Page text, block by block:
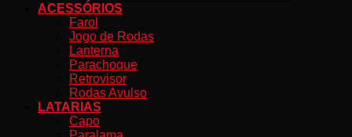
ACESSÓRIOS
Farol
Jogo de Rodas
Lanterna
Parachoque
Retrovisor
Rodas Avulso
LATARIAS
Capo